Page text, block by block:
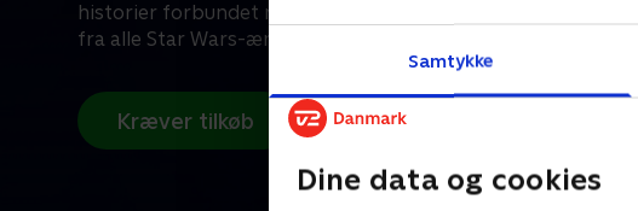
Samtykke
Dine data og cookies
historier forbundet med gamle artefakter og ikoniske skurke
fra alle Star Wars-æraerne.
Kræver tilkøb